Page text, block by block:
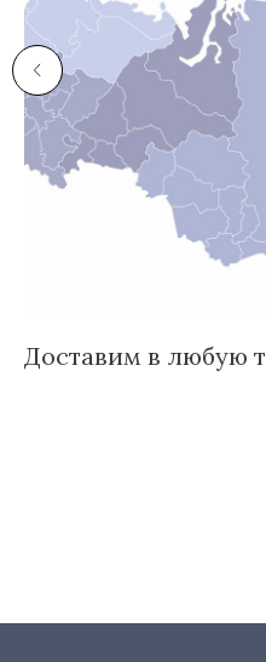
Доставим в любую